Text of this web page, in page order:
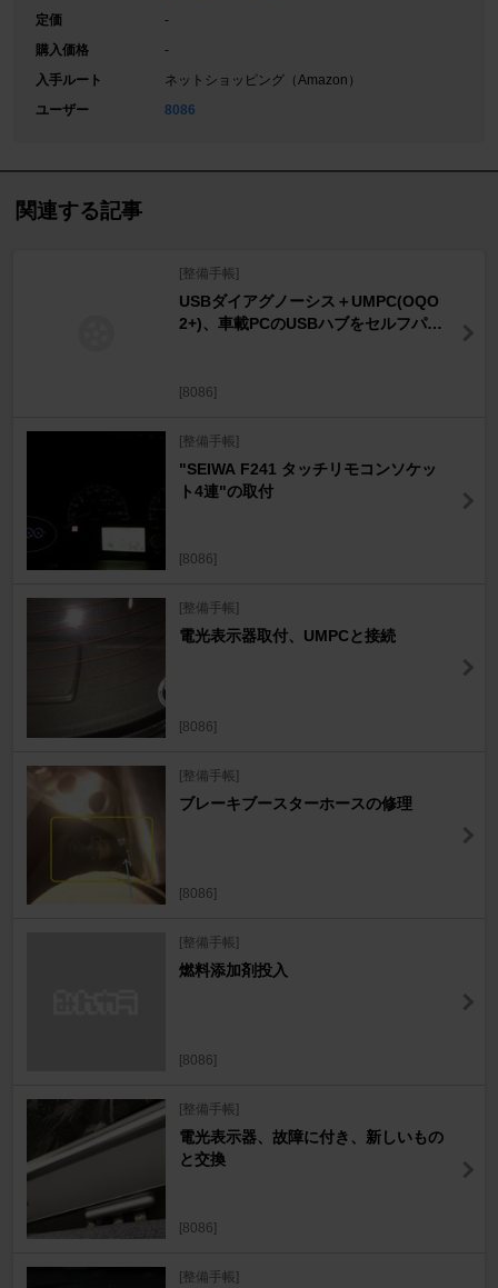
定価
-
購入価格
-
入手ルート
ネットショッピング（Amazon）
ユーザー
8086
関連する記事
[整備手帳]
USBダイアグノーシス＋UMPC(OQO
2+)、車載PCのUSBハブをセルフパワ
[8086]
[整備手帳]
"SEIWA F241 タッチリモコンソケッ
ト4連"の取付
[8086]
[整備手帳]
電光表示器取付、UMPCと接続
[8086]
[整備手帳]
ブレーキブースターホースの修理
[8086]
[整備手帳]
燃料添加剤投入
[8086]
[整備手帳]
電光表示器、故障に付き、新しいもの
と交換
[8086]
[整備手帳]